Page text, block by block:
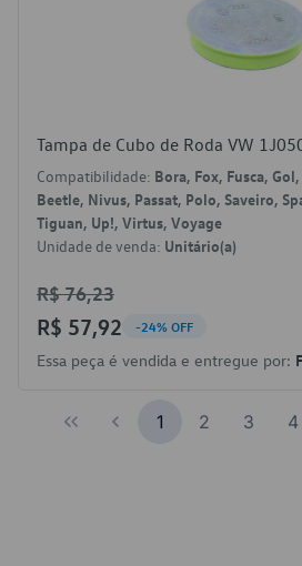
Tampa de Cubo de Roda VW
Compatibilidade: Bora, Fox, Fusca,
Beetle, Nivus, Passat, Polo, Saveiro,
Tiguan, Up!, Virtus, Voyage
Unidade de venda: Unitário(a)
R$ 76,23
R$ 57,92 -24% OFF
Essa peça é vendida e entregue por:
1 2 3 4